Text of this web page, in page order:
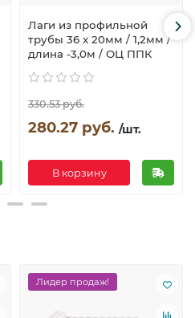
Лаги из профильной
трубы 36 х 20мм / 1,2мм /
длина -3,0м / ОЦ ППК
330.53 руб.
280.27 руб. /шт.
В корзину
Лидер продаж!